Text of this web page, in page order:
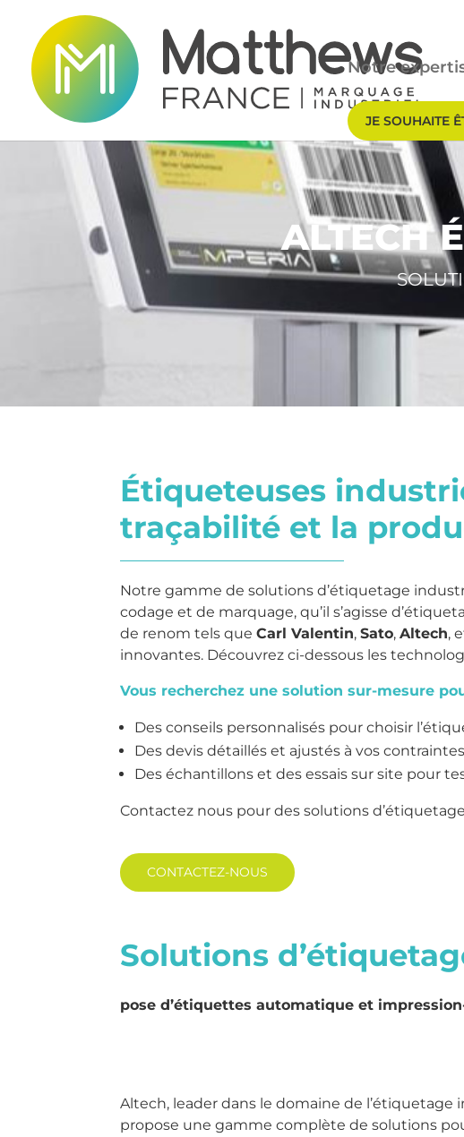
Notre
JE SOUHAITE
ALTECH
Étiqueteuses
traçabilité et la
Notre gamme de solutions d’étiquetage
codage et de marquage, qu’il s’agisse
de renom tels queCarl Valentin,Sato,Altech,
innovantes. Découvrez ci-dessous les
Vous recherchez une solution sur-mesure
Des conseils personnalisés pour choisir
Des devis détaillés et ajustés à vos
Des échantillons et des essais sur site pour
Contactez nous pour des solutions
CONTACTEZ-NOUS
Solutions
pose d’étiquettes automatique et
Altech, leader dans le domaine de l’étiquetage
propose une gamme complète de solutions